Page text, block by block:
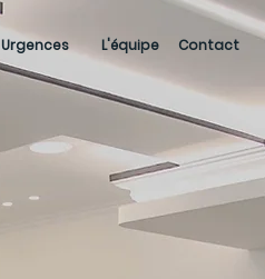
L'équipe
Urgences Contact